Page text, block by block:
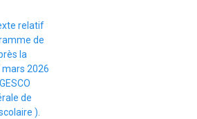
relatif
de
la
2026
de
).